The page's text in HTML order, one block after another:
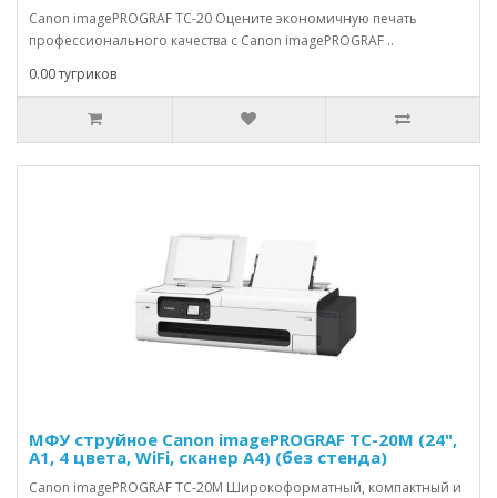
Canon imagePROGRAF TC-20 Оцените экономичную печать
профессионального качества с Canon imagePROGRAF ..
0.00 тугриков
МФУ струйное Canon imagePROGRAF TC-20M (24",
A1, 4 цвета, WiFi, сканер А4) (без стенда)
Canon imagePROGRAF TC-20M Широкоформатный, компактный и